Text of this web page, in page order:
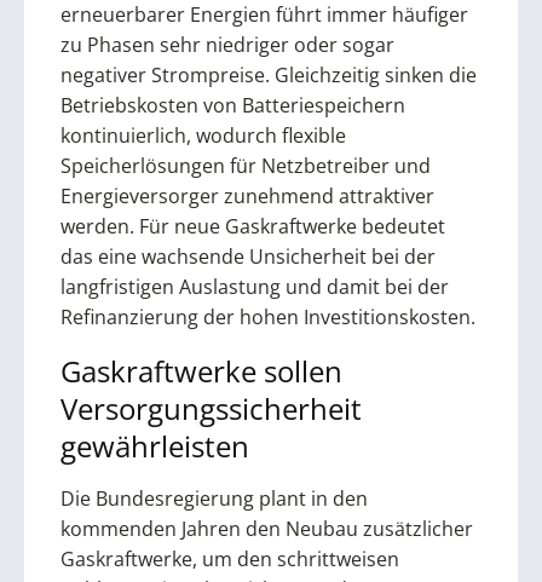
erneuerbarer Energien führt immer häufiger
zu Phasen sehr niedriger oder sogar
negativer Strompreise. Gleichzeitig sinken die
Betriebskosten von Batteriespeichern
kontinuierlich, wodurch flexible
Speicherlösungen für Netzbetreiber und
Energieversorger zunehmend attraktiver
werden. Für neue Gaskraftwerke bedeutet
das eine wachsende Unsicherheit bei der
langfristigen Auslastung und damit bei der
Refinanzierung der hohen Investitionskosten.
Gaskraftwerke sollen
Versorgungssicherheit
gewährleisten
Die Bundesregierung plant in den
kommenden Jahren den Neubau zusätzlicher
Gaskraftwerke, um den schrittweisen